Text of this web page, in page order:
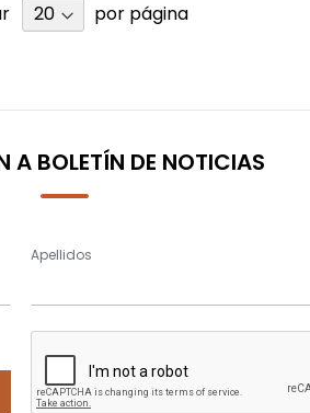
por página
A BOLETÍN DE NOTICIAS
Apellidos